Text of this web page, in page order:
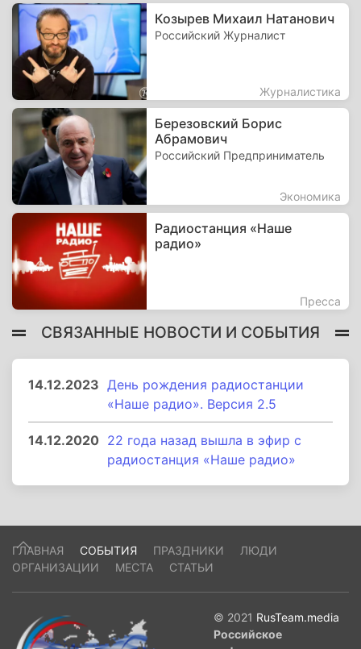
Козырев Михаил Натанович
Российский Журналист
Журналистика
Березовский Борис
Абрамович
Российский Предприниматель
Экономика
Радиостанция «Наше
радио»
Пресса
СВЯЗАННЫЕ НОВОСТИ И СОБЫТИЯ
14.12.2023 День рождения радиостанции
«Наше радио». Версия 2.5
14.12.2020 22 года назад вышла в эфир с
радиостанция «Наше радио»
ГЛАВНАЯ СОБЫТИЯ ПРАЗДНИКИ
ЛЮДИ
ОРГАНИЗАЦИИ
МЕСТА СТАТЬИ
© 2021 RusTeam.media
Российское